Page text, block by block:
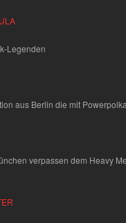
Legenden
aus Berlin die mit
verpassen dem Heavy